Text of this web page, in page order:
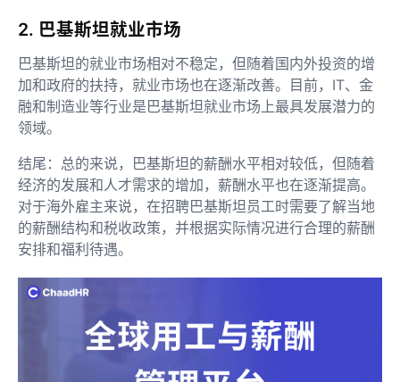
2. 巴基斯坦就业市场
巴基斯坦的就业市场相对不稳定，但随着国内外投资的增
加和政府的扶持，就业市场也在逐渐改善。目前，IT、金
融和制造业等行业是巴基斯坦就业市场上最具发展潜力的
领域。
结尾：总的来说，巴基斯坦的薪酬水平相对较低，但随着
经济的发展和人才需求的增加，薪酬水平也在逐渐提高。
对于海外雇主来说，在招聘巴基斯坦员工时需要了解当地
的薪酬结构和税收政策，并根据实际情况进行合理的薪酬
安排和福利待遇。